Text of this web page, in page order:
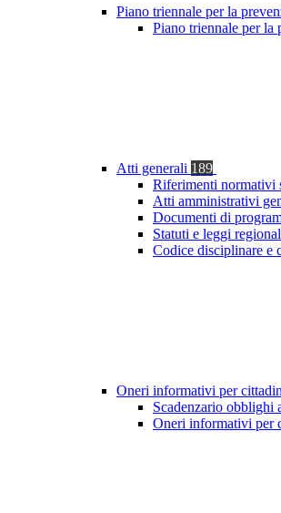
Piano triennale per la
Piano triennale per la
Atti generali 189
Riferimenti normativi
Atti amministrativi
Documenti di
Statuti e leggi
Codice disciplinare e
Oneri informativi per
Scadenzario obblighi
Oneri informativi per